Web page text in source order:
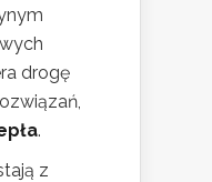
drogę
.
z